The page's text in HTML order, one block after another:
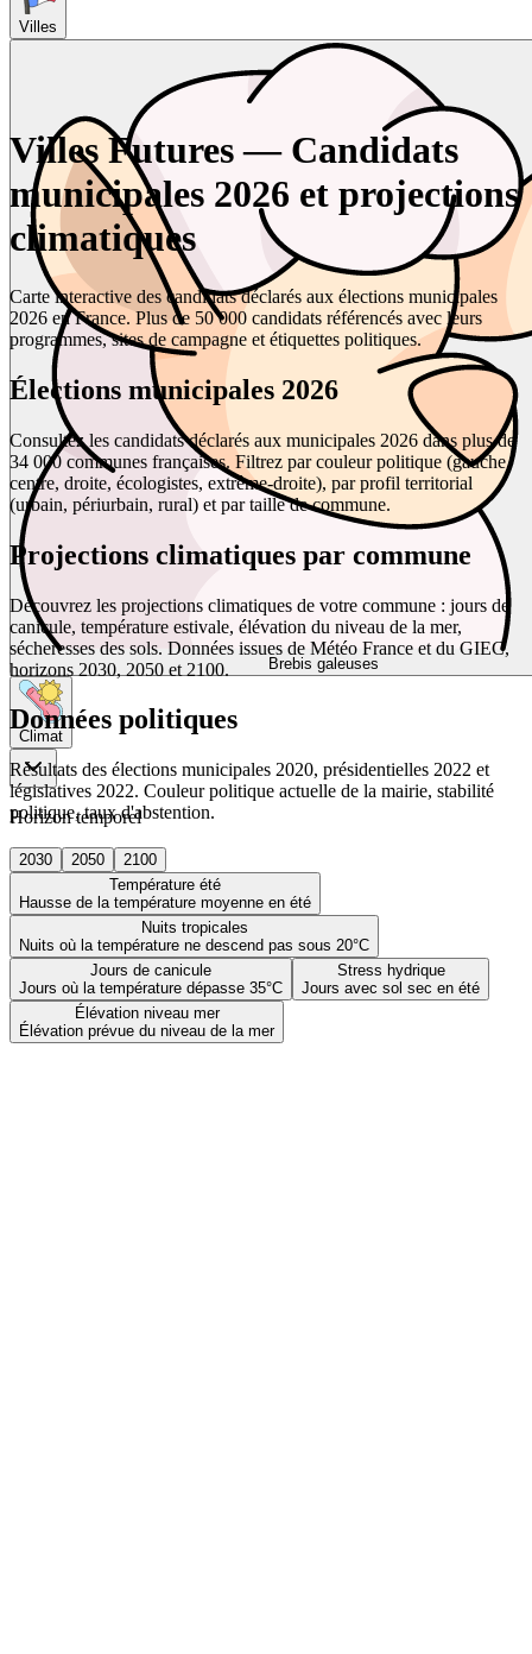
Villes
Brebis galeuses
Climat
Horizon temporel
2030 2050
2100
Température été
Hausse de la température moyenne en été
Nuits tropicales
Nuits où la température ne descend pas sous 20°C
Jours de canicule
Jours où la température dépasse 35°C
Stress hydrique
Jours avec sol sec en été
Élévation niveau mer
Élévation prévue du niveau de la mer
Villes Futures — Candidats
municipales 2026 et projections
climatiques
Carte interactive des candidats déclarés aux élections municipales
2026 en France. Plus de 50 000 candidats référencés avec leurs
programmes, sites de campagne et étiquettes politiques.
Élections municipales 2026
Consultez les candidats déclarés aux municipales 2026 dans plus de
34 000 communes françaises. Filtrez par couleur politique (gauche,
centre, droite, écologistes, extrême-droite), par profil territorial
(urbain, périurbain, rural) et par taille de commune.
Projections climatiques par commune
Découvrez les projections climatiques de votre commune : jours de
canicule, température estivale, élévation du niveau de la mer,
sécheresses des sols. Données issues de Météo France et du GIEC,
horizons 2030, 2050 et 2100.
Données politiques
Résultats des élections municipales 2020, présidentielles 2022 et
législatives 2022. Couleur politique actuelle de la mairie, stabilité
politique, taux d'abstention.